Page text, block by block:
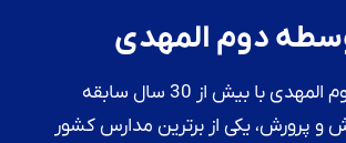
دوم المهدی
دبیرستان دوره دوم المهدی با بیش از 30 سال سابقه
و پرورش، یکی از برترین مدارس کشور